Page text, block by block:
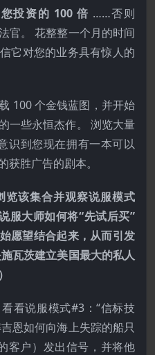
投资的 100 倍 ……否则
官。 花整整一个月的时间
它对您的业务具有惊人的
100 个金钱蓝图，并开始
一些永恒杰作。 浏览大量
识到您现在拥有一本可以
获胜广告的剧本。
览该集合并观察说服模式
服大师如何将“先试后买”
愿望结合起来，从而引发
瓦茨建立美国最大的私人
看说服模式#3：“信标技
恩如何向海上失踪的船只
客户）发出信号，并将他